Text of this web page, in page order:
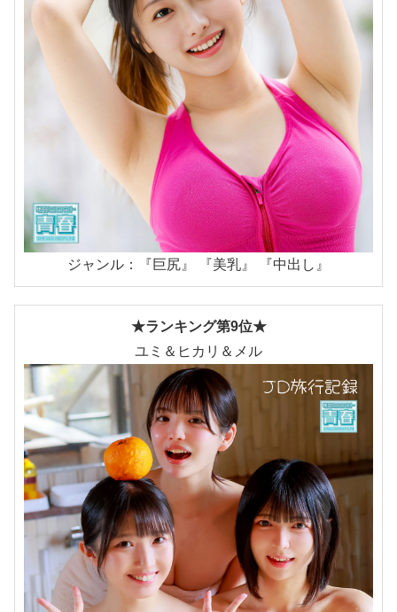
ジャンル：『巨尻』 『美乳』 『中出し』
★ランキング第9位★
ユミ＆ヒカリ＆メル